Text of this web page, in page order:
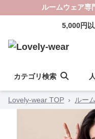
ルームウェア専
5,000円
カテゴリ検索
Lovely-wear TOP › ルー